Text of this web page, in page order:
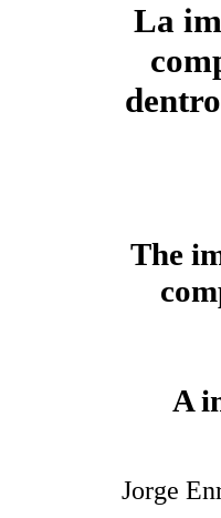
La
The
A
Jorge